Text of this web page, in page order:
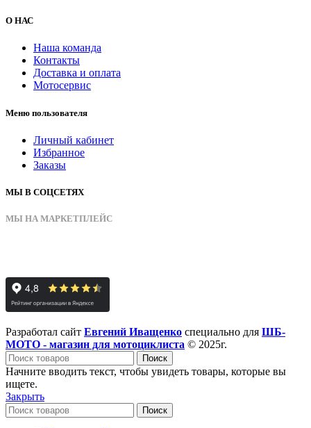
О НАС
Наша команда
Контакты
Доставка и оплата
Мотосервис
Меню пользователя
Личный кабинет
Избранное
Заказы
МЫ В СОЦСЕТЯХ
МЫ НА МАРКЕТПЛЕЙС
Разработал сайт Евгений Иващенко специально для ШБ-
МОТО - магазин для мотоциклиста © 2025г.
Поиск
Начните вводить текст, чтобы увидеть товары, которые вы
ищете.
Закрыть
Поиск